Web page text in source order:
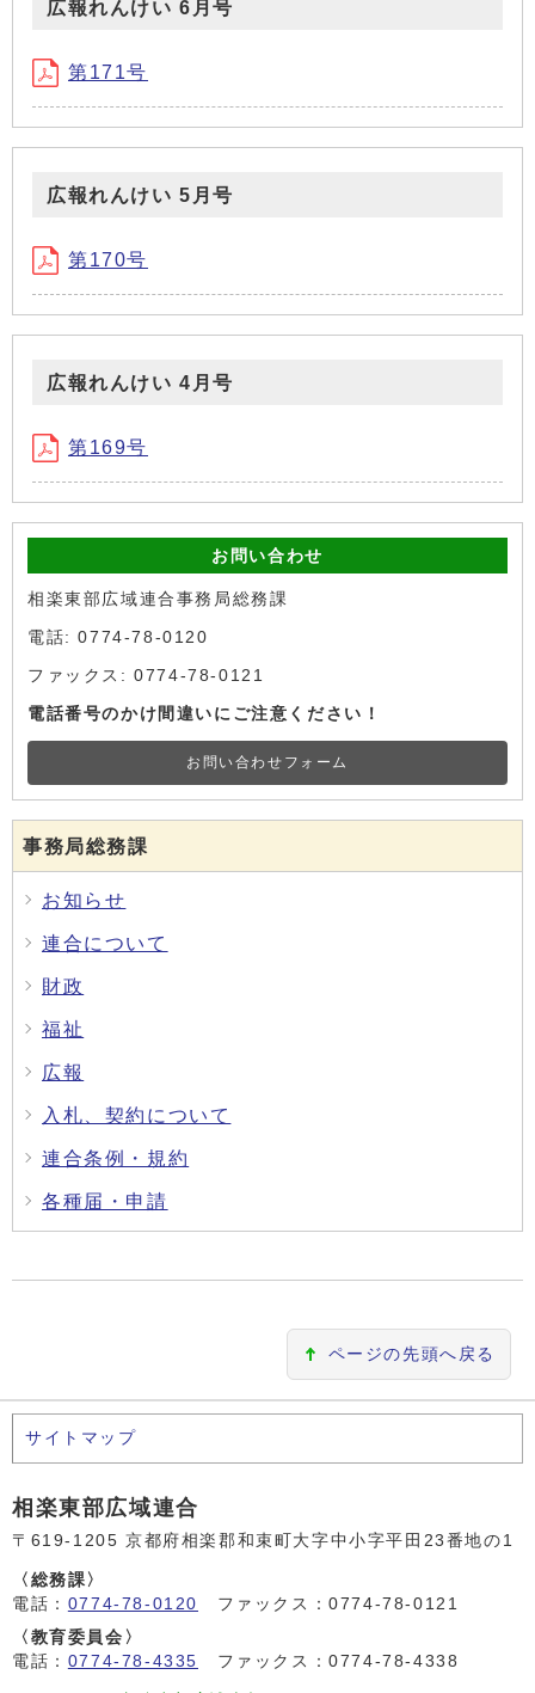
広報れんけい 6月号
第171号
広報れんけい 5月号
第170号
広報れんけい 4月号
第169号
お問い合わせ
相楽東部広域連合事務局総務課
電話: 0774-78-0120
ファックス: 0774-78-0121
電話番号のかけ間違いにご注意ください！
お問い合わせフォーム
事務局総務課
お知らせ
連合について
財政
福祉
広報
入札、契約について
連合条例・規約
各種届・申請
ページの先頭へ戻る
サイトマップ
相楽東部広域連合
〒619-1205 京都府相楽郡和束町大字中小字平田23番地の1
〈総務課〉
電話： 0774-78-0120
ファックス：0774-78-0121
〈教育委員会〉
電話： 0774-78-4335 ファックス：0774-78-4338